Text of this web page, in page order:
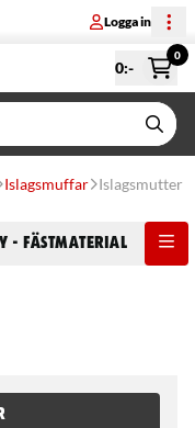
Logga in
0:-
0
Islagsmuffar Islagsmutter
- Fästmaterial